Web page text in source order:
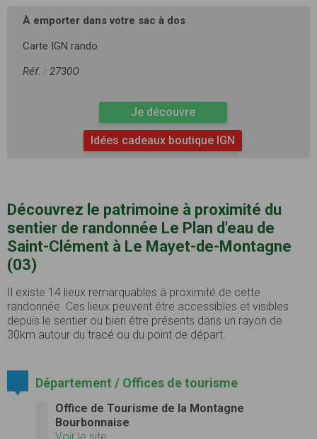
À emporter dans votre sac à dos
Carte IGN rando
Réf. : 2730O
Je découvre
Idées cadeaux boutique IGN
Découvrez le patrimoine à proximité du
sentier de randonnée Le Plan d'eau de
Saint-Clément à Le Mayet-de-Montagne
(03)
Il existe 14 lieux remarquables à proximité de cette
randonnée. Ces lieux peuvent être accessibles et visibles
depuis le sentier ou bien être présents dans un rayon de
30km autour du tracé ou du point de départ.
Département / Offices de tourisme
Office de Tourisme de la Montagne
Bourbonnaise